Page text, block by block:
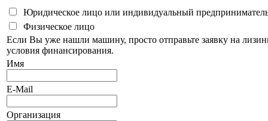
Юридическое лицо или индивидуальный
Физическое лицо
Если Вы уже нашли машину, просто отправьте заявку на
условия финансирования.
Имя
E-Mail
Организация